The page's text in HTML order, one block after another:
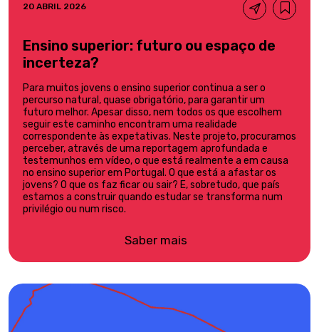
20 ABRIL 2026
Ensino superior: futuro ou espaço de
incerteza?
Para muitos jovens o ensino superior continua a ser o
percurso natural, quase obrigatório, para garantir um
futuro melhor. Apesar disso, nem todos os que escolhem
seguir este caminho encontram uma realidade
correspondente às expetativas. Neste projeto, procuramos
perceber, através de uma reportagem aprofundada e
testemunhos em vídeo, o que está realmente a em causa
no ensino superior em Portugal. O que está a afastar os
jovens? O que os faz ficar ou sair? E, sobretudo, que país
estamos a construir quando estudar se transforma num
privilégio ou num risco.
Saber mais